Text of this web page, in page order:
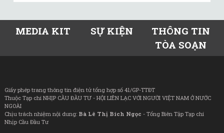
MEDIA KIT SỰ KIỆN
THÔNG TIN
TÒA SOẠN
Giấy phép trang thông tin điện tử tổng hợp số 41/GP-TTĐT
Thuộc Tạp chí NHỊP CẦU ĐẦU TƯ - HỘI LIÊN LẠC VỚI NGƯỜI VIỆT NAM Ở NƯỚC
NGOÀI
Chịu trách nhiệm nội dung: Bà Lê Thị Bích Ngọc - Tổng Biên Tập Tạp chí
Nhịp Cầu Đầu Tư